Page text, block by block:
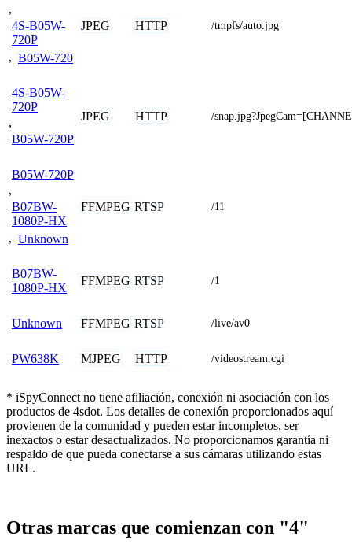
,
4S-B05W-
720P
, B05W-720
JPEG HTTP /tmpfs/auto.jpg
4S-B05W-
720P
,
B05W-720P
JPEG HTTP /
B05W-720P
,
B07BW-
1080P-HX
, Unknown
FFMPEG RTSP /11
B07BW-
1080P-HX
FFMPEG RTSP /1
Unknown FFMPEG RTSP /live/av0
PW638K MJPEG HTTP /videostream.cgi
* iSpyConnect no tiene afiliación, conexión ni asociación con los
productos de 4sdot. Los detalles de conexión proporcionados aquí
provienen de la comunidad y pueden estar incompletos, ser
inexactos o estar desactualizados. No proporcionamos garantía ni
respaldo de que pueda conectarse a sus cámaras utilizando estas
URL.
Otras marcas que comienzan con "4"